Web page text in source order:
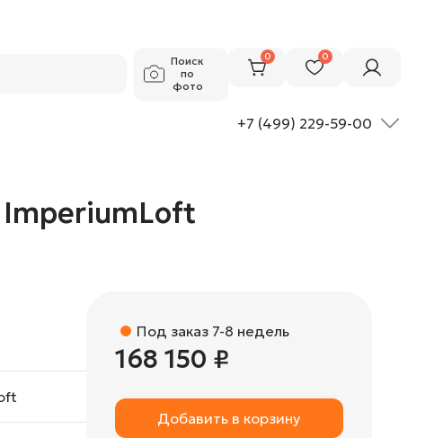
Поиск
по
фото
0 0
+7 (499) 229-59-00
Под заказ 7-8 недель
168 150 ₽
Добавить в корзину